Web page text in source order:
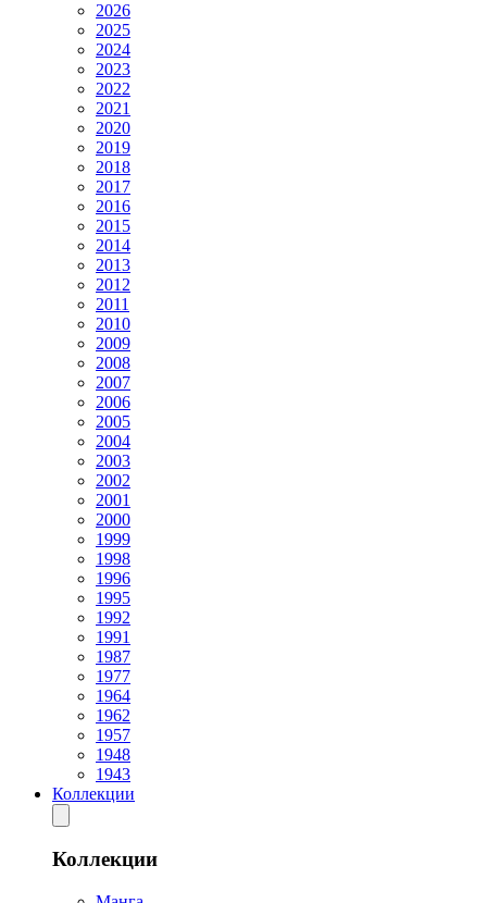
2026
2025
2024
2023
2022
2021
2020
2019
2018
2017
2016
2015
2014
2013
2012
2011
2010
2009
2008
2007
2006
2005
2004
2003
2002
2001
2000
1999
1998
1996
1995
1992
1991
1987
1977
1964
1962
1957
1948
1943
Коллекции
Коллекции